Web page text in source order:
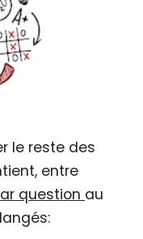
le reste des
entre
question au